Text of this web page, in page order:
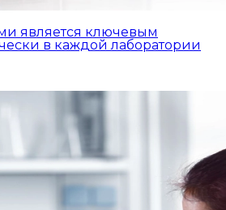
является ключевым
в каждой лаборатории